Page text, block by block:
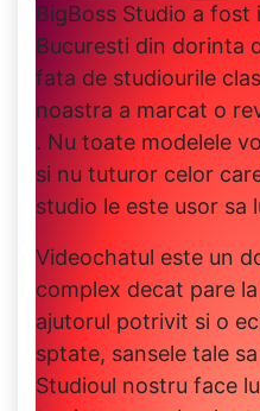
BigBoss Studio a fost
Bucuresti din dorinta
fata de studiourile
noastra a marcat o
. Nu toate modelele
si nu tuturor celor
studio le este usor sa
Videochatul este un
complex decat pare
ajutorul potrivit si o
sptate, sansele tale
Studioul nostru face